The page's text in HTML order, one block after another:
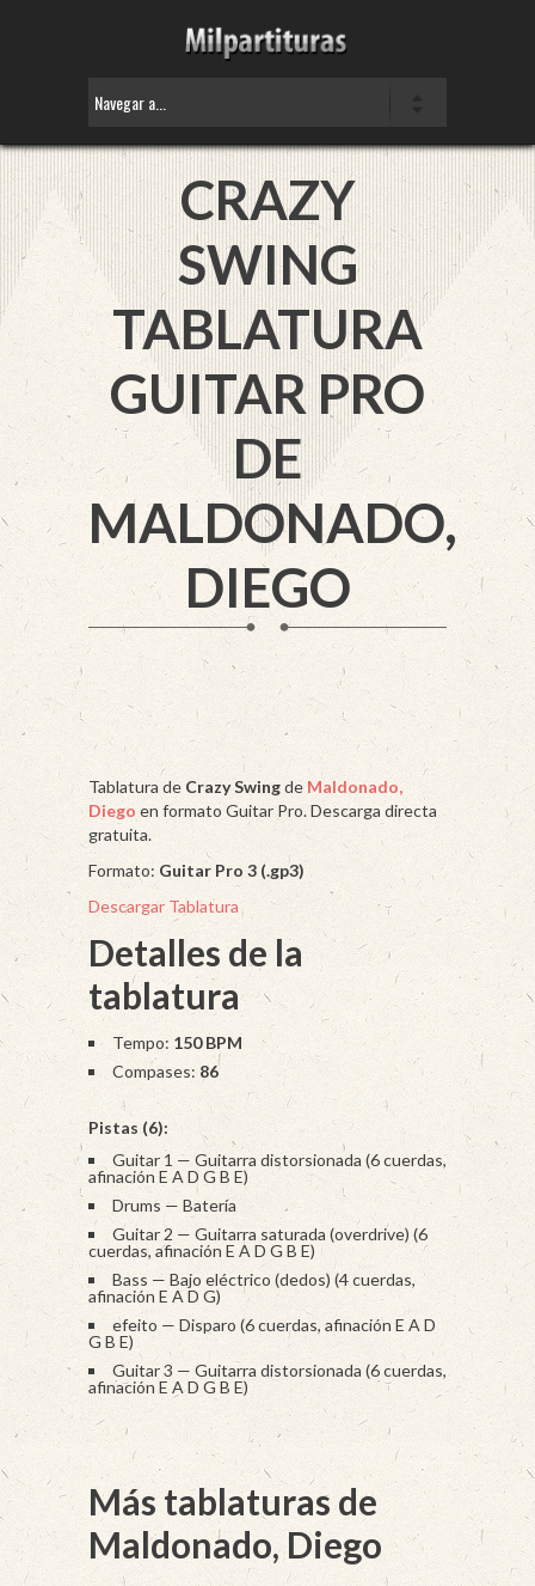
CRAZY
SWING
TABLATURA
GUITAR PRO
DE
MALDONADO,
DIEGO
Tablatura de Crazy Swingde Maldonado,
Diego en formato Guitar Pro. Descarga directa
gratuita.
Formato: Guitar Pro 3 (.gp3)
Descargar Tablatura
Detalles de la
tablatura
Tempo: 150 BPM
Compases: 86
Pistas (6):
Guitar 1 — Guitarra distorsionada (6 cuerdas,
afinación E A D G B E)
Drums — Batería
Guitar 2 — Guitarra saturada (overdrive) (6
cuerdas, afinación E A D G B E)
Bass — Bajo eléctrico (dedos) (4 cuerdas,
afinación E A D G)
efeito — Disparo (6 cuerdas, afinación E A D
G B E)
Guitar 3 — Guitarra distorsionada (6 cuerdas,
afinación E A D G B E)
Más tablaturas de
Maldonado, Diego